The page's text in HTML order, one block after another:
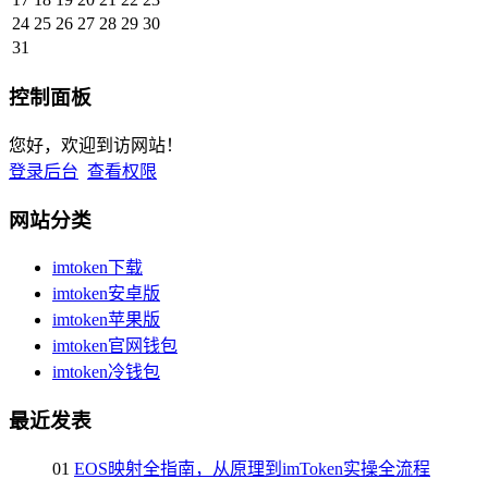
24 25 26 27 28 29 30
31
控制面板
您好，欢迎到访网站！
登录后台 查看权限
网站分类
imtoken下载
imtoken安卓版
imtoken苹果版
imtoken官网钱包
imtoken冷钱包
最近发表
01 EOS映射全指南，从原理到imToken实操全流程